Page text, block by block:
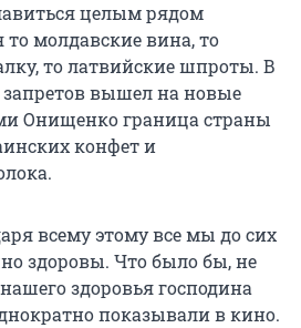
целым рядом
молдавские вина, то
то латвийские шпроты. В
запретов вышел на новые
Онищенко граница страны
конфет и
всему этому все мы до сих
здоровы. Что было бы, не
здоровья господина
показывали в кино.